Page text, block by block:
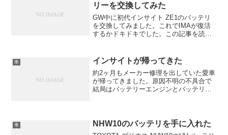
リーを交換してみた
GW中に初代インサイト ZE1のバッテリ
を交換してみました。これでIMAが復活
するかドキドキでした。この記事を読ん
車 インサイトが帰ってきた
約2ヶ月もメーカー修理を出していた愛車
が帰ってきました。原因不明の不具合で
結局はバッテリーエンジンとバッテリー
がありましてそこが一部...
車 NHW10のバッテリを手に入れた